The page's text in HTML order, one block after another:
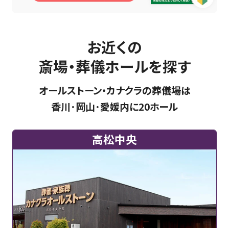
お近くの
斎場・葬儀ホールを探す
オールストーン・カナクラの葬儀場は
香川･岡山･愛媛内に20ホール
高松中央